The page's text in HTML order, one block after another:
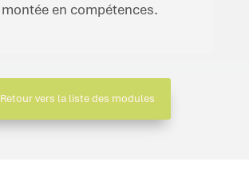
montée en compétences.
Retour vers la liste des modules